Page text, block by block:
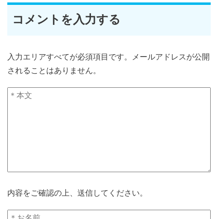
コメントを入力する
入力エリアすべてが必須項目です。メールアドレスが公開
されることはありません。
内容をご確認の上、送信してください。